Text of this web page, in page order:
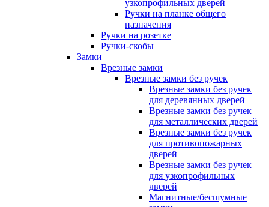
узкопрофильных дверей
Ручки на планке общего
назначения
Ручки на розетке
Ручки-скобы
Замки
Врезные замки
Врезные замки без ручек
Врезные замки без ручек
для деревянных дверей
Врезные замки без ручек
для металлических дверей
Врезные замки без ручек
для противопожарных
дверей
Врезные замки без ручек
для узкопрофильных
дверей
Магнитные/бесшумные